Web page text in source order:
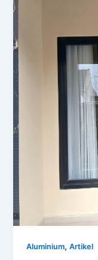
Aluminium,Artikel